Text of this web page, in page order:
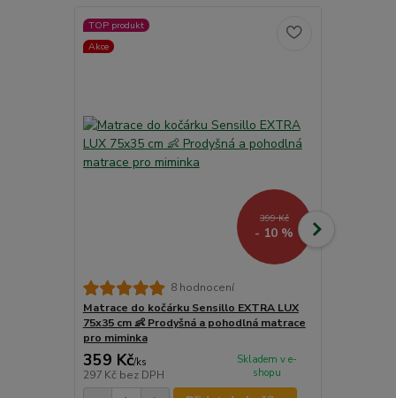
TOP produkt
Akce
399 Kč
- 10 %
8 hodnocení
Matrace do kočárku Sensillo EXTRA LUX
75x35 cm 👶 Prodyšná a pohodlná matrace
pro miminka
359 Kč/ks
297 Kč bez DPH
Skladem v e-
shopu